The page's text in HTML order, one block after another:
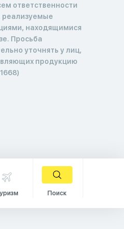
ответственности
реализуемые
находящимися
Просьба
уточнять у лиц,
продукцию
Поиск